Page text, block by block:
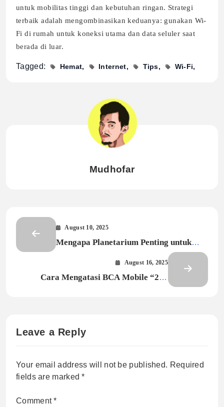
untuk mobilitas tinggi dan kebutuhan ringan. Strategi
terbaik adalah mengombinasikan keduanya: gunakan Wi-
Fi di rumah untuk koneksi utama dan data seluler saat
berada di luar.
Tagged: Hemat Internet Tips Wi-Fi
Mudhofar
August 10, 2025
Mengapa Planetarium Penting untuk
Edukasi Anak dan Orang Dewasa?
August 16, 2025
Cara Mengatasi BCA Mobile “208
Leave a Reply
Your email address will not be published. Required
fields are marked*
Comment*